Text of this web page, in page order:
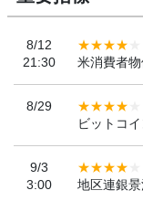
8/12
21:30
米消費者
8/29
ビットコ
9/3
3:00
地区連銀景